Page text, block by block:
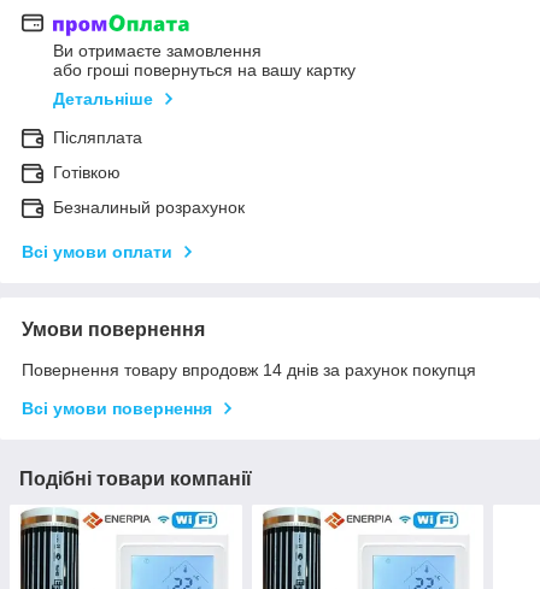
Ви отримаєте замовлення
або гроші повернуться на вашу картку
Детальніше
Післяплата
Готівкою
Безналиный розрахунок
Всі умови оплати
Умови повернення
Повернення товару впродовж 14 днів за рахунок покупця
Всі умови повернення
Подібні товари компанії